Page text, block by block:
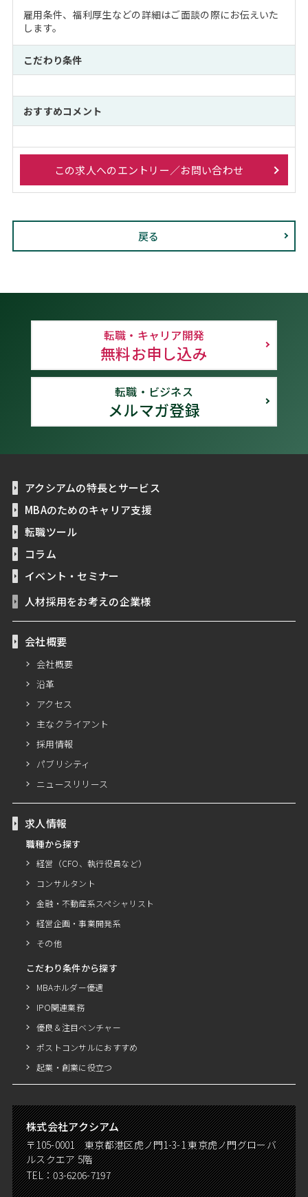
雇用条件、福利厚生などの詳細はご面談の際にお伝えいた
します。
こだわり条件
おすすめコメント
この求人へのエントリー／お問い合わせ
戻る
転職・キャリア開発
無料お申し込み
転職・ビジネス
メルマガ登録
アクシアムの特長とサービス
MBAのためのキャリア支援
転職ツール
コラム
イベント・セミナー
人材採用をお考えの企業様
会社概要
会社概要
沿革
アクセス
主なクライアント
採用情報
パブリシティ
ニュースリリース
求人情報
職種から探す
経営（CFO、執行役員など）
コンサルタント
金融・不動産系スペシャリスト
経営企画・事業開発系
その他
こだわり条件から探す
MBAホルダー優遇
IPO関連業務
優良＆注目ベンチャー
ポストコンサルにおすすめ
起業・創業に役立つ
株式会社アクシアム
〒105-0001 東京都港区虎ノ門1-3-1 東京虎ノ門グローバ
ルスクエア 5階
TEL：03-6206-7197